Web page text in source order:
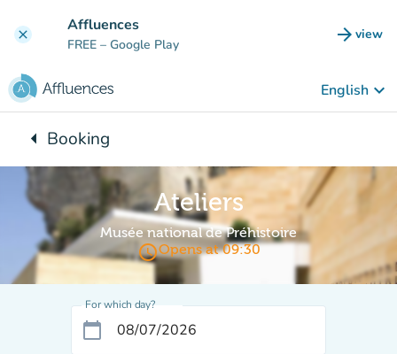
clear Affluences
FREE – Google Play arrow_forward view
(new
English keyboard_arrow_down
arrow_leftBack to:
Booking
Ateliers
Musée national de Préhistoire
access_timeOpens at 09:30
For which day?
calendar_today